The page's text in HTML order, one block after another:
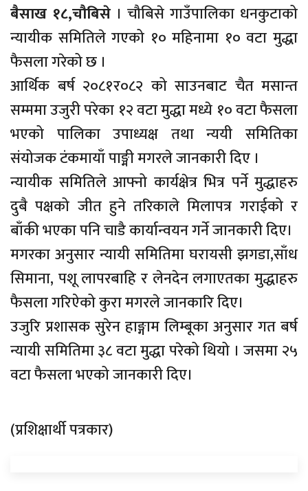
बैसाख १८,चौबिसे। चौबिसे गाउँपालिका धनकुटाको
न्यायीक समितिले गएको १० महिनामा १० वटा मुद्धा
फैसला गरेको छ ।
आर्थिक बर्ष २०८१र०८२ को साउनबाट चैत मसान्त
सम्ममा उजुरी परेका १२ वटा मुद्धा मध्ये १० वटा फैसला
भएको पालिका उपाध्यक्ष तथा न्ययी समितिका
संयोजक टंकमायाँ पाङ्मी मगरले जानकारी दिए ।
न्यायीक समितिले आफ्नो कार्यक्षेत्र भित्र पर्ने मुद्धाहरु
दुबै पक्षको जीत हुने तरिकाले मिलापत्र गराईको र
बाँकी भएका पनि चाडै कार्यान्वयन गर्ने जानकारी दिए।
मगरका अनुसार न्यायी समितिमा घरायसी झगडा,साँध
सिमाना, पशू लापरबाहि र लेनदेन लगाएतका मुद्धाहरु
फैसला गरिऐको कुरा मगरले जानकारि दिए।
उजुरि प्रशासक सुरेन हाङ्गाम लिम्बूका अनुसार गत बर्ष
न्यायी समितिमा ३८ वटा मुद्धा परेको थियो । जसमा २५
वटा फैसला भएको जानकारी दिए।
(प्रशिक्षार्थी पत्रकार)